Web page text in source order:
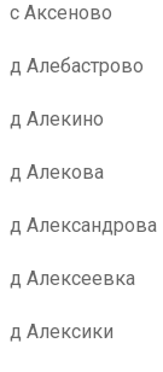
с Аксеново
д Алебастрово
д Алекино
д Алекова
д Александрова
д Алексеевка
д Алексики